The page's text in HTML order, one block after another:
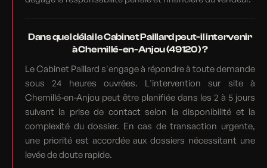
Dans quel délai le Cabinet Paillard peut-il intervenir
à Chemillé-en-Anjou (49120) ?
Le Cabinet Paillard s'engage à répondre à toute demande
sous 24 heures ouvrées. L'intervention sur site à
Chemillé-en-Anjou peut être planifiée dans les 2 à 5 jours
suivant la prise de contact selon la disponibilité et la
complexité du dossier. En cas de transaction urgente,
une priorité est accordée aux dossiers nécessitant une
levée de doute rapide.